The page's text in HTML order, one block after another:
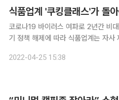
식품업계 '쿠킹클래스'가 돌
코로나19 바이러스 여파로 2년간 비
기 정책 해제에 따라 식품업계는 자
기는 최근 서울 강남구 논현동에 온
2022-04-25 15:38